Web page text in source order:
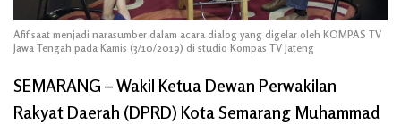
Afif saat menjadi narasumber dalam acara dialog yang digelar oleh KOMPAS TV
Jawa Tengah pada Kamis (3/10/2019) di studio Kompas TV Jateng
SEMARANG – Wakil Ketua Dewan Perwakilan
Rakyat Daerah (DPRD) Kota Semarang Muhammad